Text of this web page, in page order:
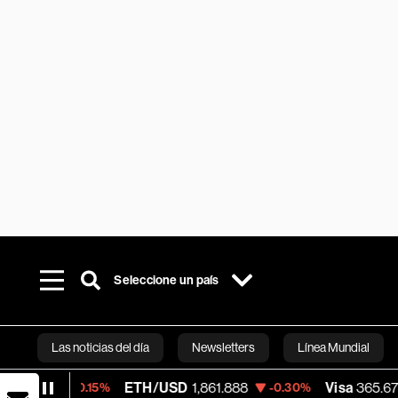
Seleccione un país
Las noticias del día Newsletters Línea Mundial
Bloomberg
ETH/USD 1,861.888 -0.30% Visa 365.67 -0.13%